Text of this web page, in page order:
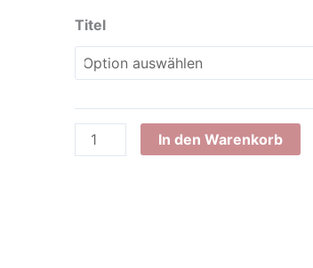
Titel
Gürteltasche
aus
Leder
552846
Menge
In den Warenkorb